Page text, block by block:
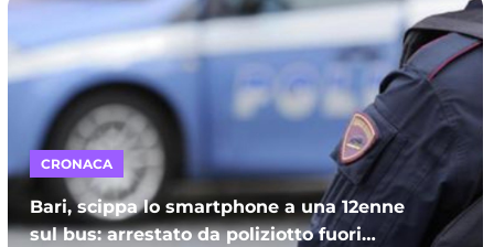
CRONACA
Bari, scippa lo smartphone a una 12enne
sul bus: arrestato da poliziotto fuori